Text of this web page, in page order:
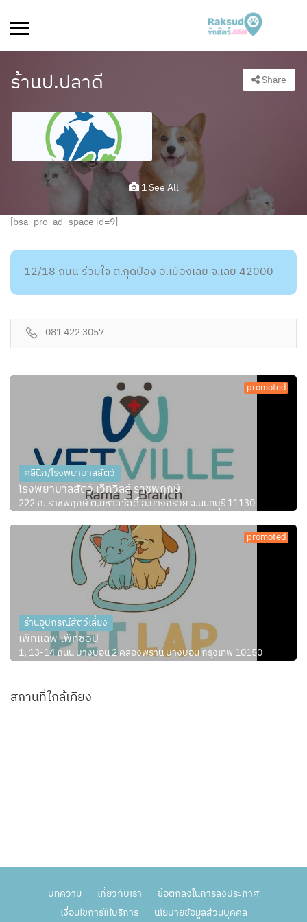
ร้านป.ปลาดี Share
1 See All
[bsa_pro_ad_space id=9]
12/18 ถนน ร่วมใจ ต.กุดป่อง อ.เมืองเลย จ.เลย 42000
081 422 3057
promoted
คลินิก/โรงพยาบาลสัตว์
โรงพยาบาลสัตว์ เว็ทวิลล์ ราชพฤกษ์
222 ถ. ราชพฤกษ์ ต.มหาสวัสดิ์ อ.บางกรวย จ.นนทบุรี 11130
promoted
ร้านอุปกรณ์สัตว์เลี้ยง
เพ็ทแลพ เพ็ทชอป
1, 13-14 ถนน บางบอน 2 คลองพราน บางบอน กรุงเทพ 10150
สถานที่ใกล้เคียง
บทความ เกี่ยวกับเรา
ข้อตกลงในการลงประกาศ
เงื่อนไขการให้บริการ
นโยบายข้อมูลส่วนบุคคล